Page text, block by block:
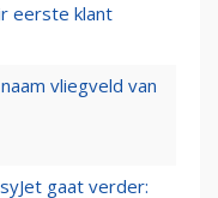
eerste klant
vliegveld van
gaat verder: